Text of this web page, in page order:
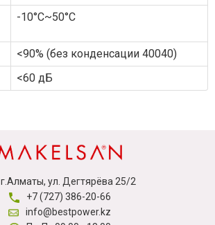
-10°C~50°C
<90% (без конденсации 40040)
<60 дБ
г.Алматы, ул. Дегтярёва 25/2
+7 (727) 386-20-66
info@bestpower.kz